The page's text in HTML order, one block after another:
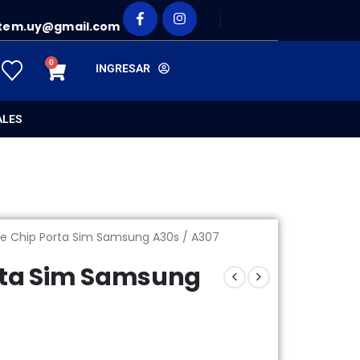
0 INGRESAR
Chip Porta Sim Samsung A30s / A307
Sim Samsung